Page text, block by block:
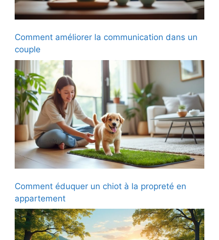
Comment améliorer la communication dans un
couple
Comment éduquer un chiot à la propreté en
appartement